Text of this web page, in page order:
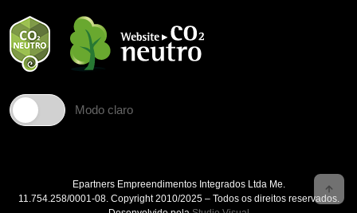
Modo claro
Epartners Empreendimentos Integrados Ltda Me.
11.754.258/0001‐08. Copyright 2010/2025 – Todos os direitos reservados.